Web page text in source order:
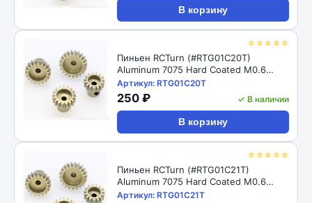
В корзину
☆☆☆☆☆
Пиньен RCTurn (#RTG01C20T)
Aluminum 7075 Hard Coated M0.6
Motor Pinions Gear - Ti Gold
Артикул: RTG01C20T
250 ₽ ✓ В наличии
В корзину
☆☆☆☆☆
Пиньен RCTurn (#RTG01C21T)
Aluminum 7075 Hard Coated M0.6
Motor Pinions Gear - Ti Gold
Артикул: RTG01C21T